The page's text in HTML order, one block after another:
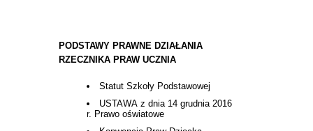
PODSTAWY PRAWNE DZIAŁANIA
RZECZNIKA PRAW UCZNIA
Statut Szkoły Podstawowej
USTAWA z dnia 14 grudnia 2016
r. Prawo oświatowe